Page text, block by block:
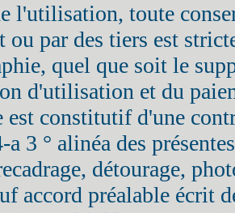
l'utilisation, toute
ou par des tiers est
quel que soit le
d'utilisation et du
est constitutif d'une
3 ° alinéa des
détourage,
accord préalable écrit